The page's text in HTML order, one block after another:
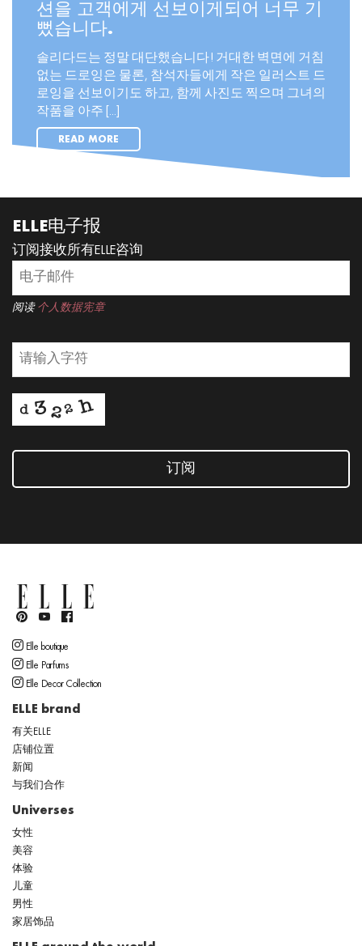
션을 고객에게 선보이게되어 너무 기
뻤습니다.
솔리다드는 정말 대단했습니다! 거대한 벽면에 거침
없는 드로잉은 물론, 참석자들에게 작은 일러스트 드
로잉을 선보이기도 하고, 함께 사진도 찍으며 그녀의
작품을 아주 [...]
READ MORE
ELLE电子报
订阅接收所有ELLE咨询
阅读 个人数据宪章
订阅
Elle boutique
Elle Parfums
Elle Decor Collection
ELLE brand
有关ELLE
店铺位置
新闻
与我们合作
Universes
女性
美容
体验
儿童
男性
家居饰品